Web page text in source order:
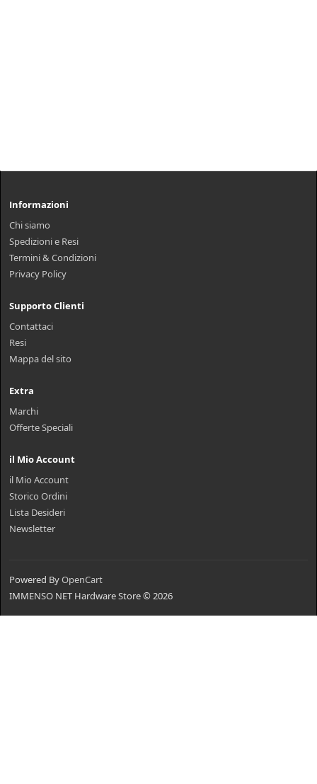
Informazioni
Chi siamo
Spedizioni e Resi
Termini & Condizioni
Privacy Policy
Supporto Clienti
Contattaci
Resi
Mappa del sito
Extra
Marchi
Offerte Speciali
il Mio Account
il Mio Account
Storico Ordini
Lista Desideri
Newsletter
Powered ByOpenCart
IMMENSO NET Hardware Store © 2026